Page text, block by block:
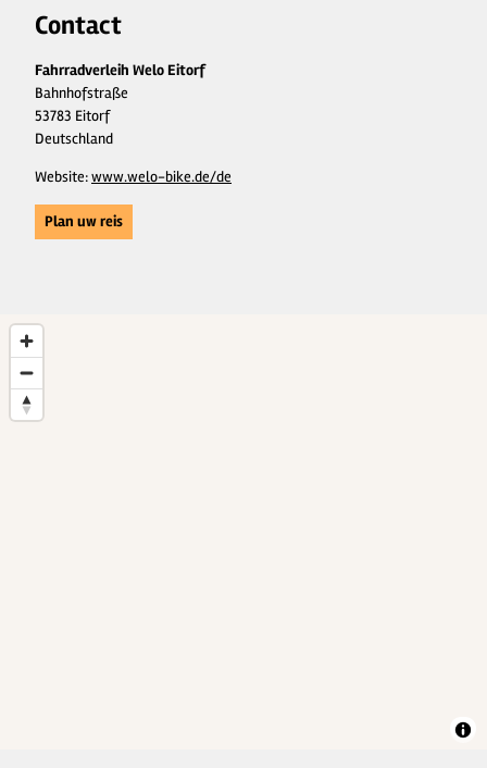
Contact
Fahrradverleih Welo Eitorf
Bahnhofstraße
53783 Eitorf
Deutschland
Website:www.welo-bike.de/de
Plan uw reis